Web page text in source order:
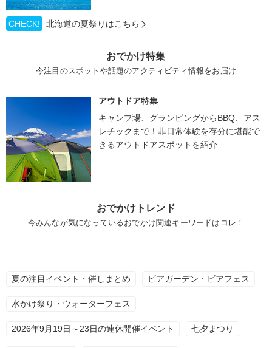
CHECK! 北海道の夏祭りはこちら
おでかけ特集
今注目のスポットや話題のアクティビティ情報をお届け
アウトドア特集
キャンプ場、グランピングからBBQ、アス
レチックまで！非日常体験を存分に堪能で
きるアウトドアスポットを紹介
おでかけトレンド
今みんなが気になっているおでかけ関連キーワードはコレ！
夏の注目イベント・催しまとめ ビアガーデン・ビアフェス
水かけ祭り・ウォーターフェス
2026年9月19日～23日の連休開催イベント 七夕まつり